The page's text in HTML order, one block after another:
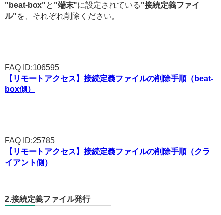
"beat-box"と "端末"に設定されている"接続定義ファイ
ル"を、それぞれ削除ください。
FAQ ID:106595
【リモートアクセス】接続定義ファイルの削除手順（beat-
box側）
FAQ ID:25785
【リモートアクセス】接続定義ファイルの削除手順（クラ
イアント側）
2.接続定義ファイル発行